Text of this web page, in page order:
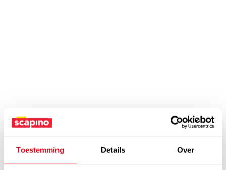
Toestemming Details Over